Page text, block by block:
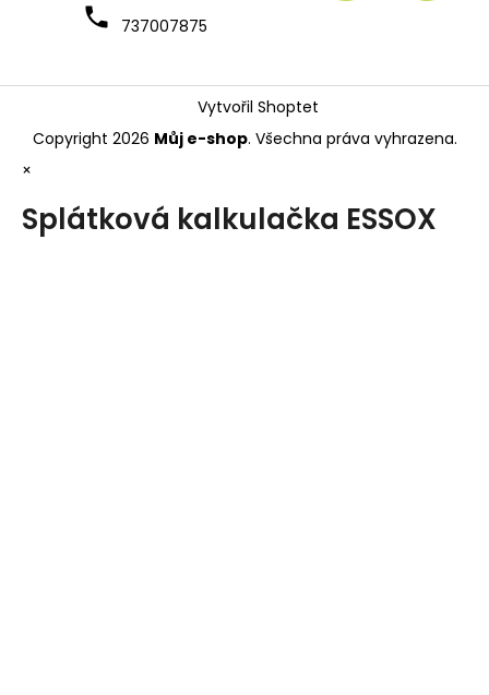
737007875
Vytvořil Shoptet
Copyright 2026 Můj e-shop. Všechna práva vyhrazena.
×
Splátková kalkulačka ESSOX